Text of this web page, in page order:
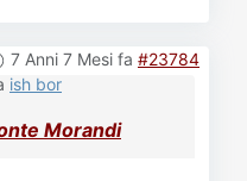
7 Anni 7 Mesi fa #23784
ish bor
Morandi